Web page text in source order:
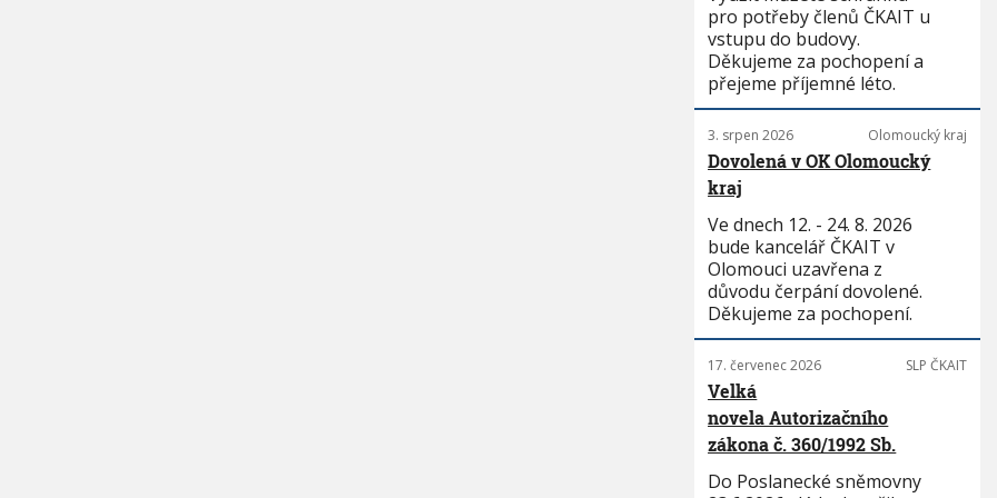
pro potřeby členů ČKAIT u
vstupu do budovy.
Děkujeme za pochopení a
přejeme příjemné léto.
3. srpen 2026 Olomoucký kraj
Dovolená v OK Olomoucký
kraj
Ve dnech 12. - 24. 8. 2026
bude kancelář ČKAIT v
Olomouci uzavřena z
důvodu čerpání dovolené.
Děkujeme za pochopení.
17. červenec 2026 SLP ČKAIT
Velká
novela Autorizačního
zákona č. 360/1992 Sb.
Do Poslanecké sněmovny